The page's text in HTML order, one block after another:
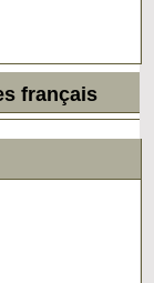
français